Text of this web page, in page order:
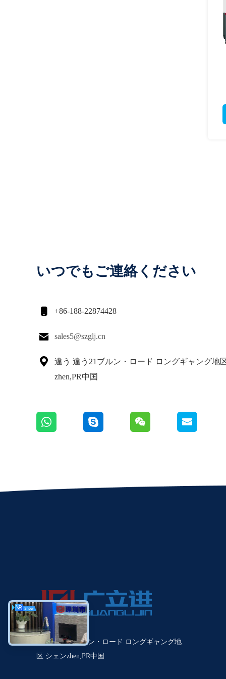
いつでもご連絡ください
 +86-188-22874428
 sales5@szglj.cn

違う 違う21ブルン・ロード ロングギャング地
zhen,PR中国
違う 違う21ブルン・ロード ロングギャング地
区 シェンzhen,PR中国